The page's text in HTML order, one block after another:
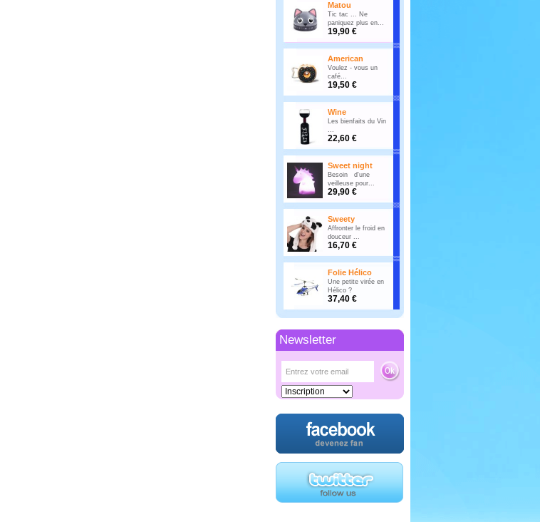
Matou
Tic tac ... Ne
paniquez plus en...
19,90 €
American
Voulez - vous un
café...
19,50 €
Wine
Les bienfaits du Vin
...
22,60 €
Sweet night
Besoin d'une
veilleuse pour...
29,90 €
Sweety
Affronter le froid en
douceur ...
16,70 €
Folie Hélico
Une petite virée en
Hélico ?
37,40 €
Newsletter